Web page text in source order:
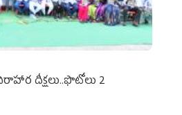
దీక్షలు..ఫొటోలు 2